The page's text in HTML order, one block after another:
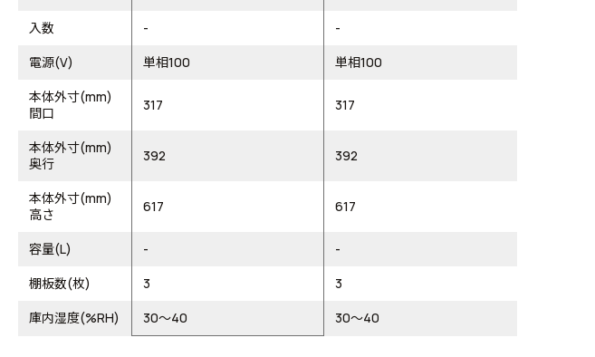
入数
-
-
電源(V)
単相100
単相100
本体外寸(mm)
間口
317 317
本体外寸(mm)
奥行
392 392
本体外寸(mm)
高さ
617 617
容量(L) -
-
棚板数(枚)
3
3
庫内湿度(%RH)
30～40 30～40